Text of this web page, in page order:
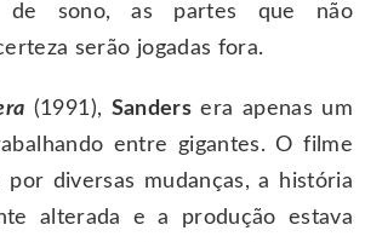
de sono, as partes que não
serão jogadas fora.
(1991), Sanders era apenas um
entre gigantes. O filme
por diversas mudanças, a história
alterada e a produção estava